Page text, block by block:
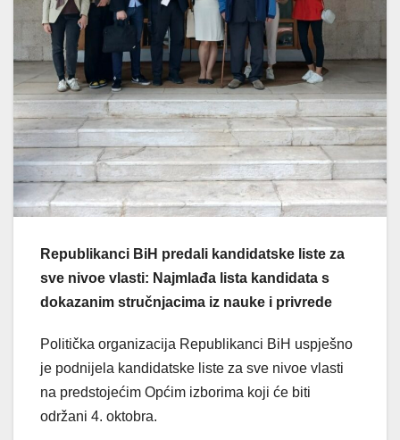
Republikanci BiH predali kandidatske liste za
sve nivoe vlasti: Najmlađa lista kandidata s
dokazanim stručnjacima iz nauke i privrede
Politička organizacija Republikanci BiH uspješno
je podnijela kandidatske liste za sve nivoe vlasti
na predstojećim Općim izborima koji će biti
održani 4. oktobra.